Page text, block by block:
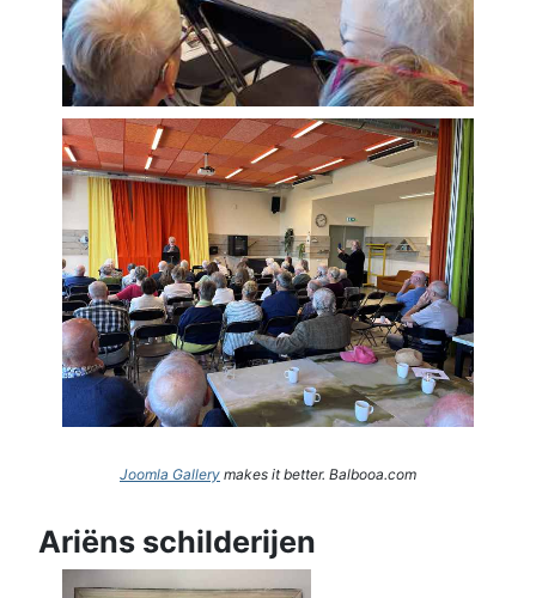
Joomla Gallery makes it better. Balbooa.com
Ariëns schilderijen